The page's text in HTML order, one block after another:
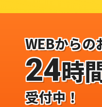
WEBからの
24時
受付中！